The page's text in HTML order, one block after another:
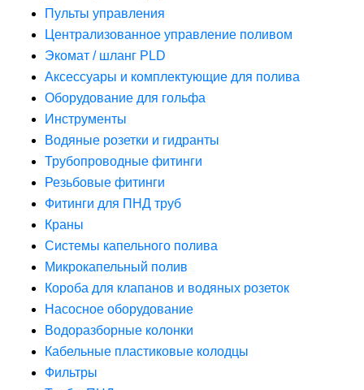
Пульты управления
Централизованное управление поливом
Экомат / шланг PLD
Аксессуары и комплектующие для полива
Оборудование для гольфа
Инструменты
Водяные розетки и гидранты
Трубопроводные фитинги
Резьбовые фитинги
Фитинги для ПНД труб
Краны
Системы капельного полива
Микрокапельный полив
Короба для клапанов и водяных розеток
Насосное оборудование
Водоразборные колонки
Кабельные пластиковые колодцы
Фильтры